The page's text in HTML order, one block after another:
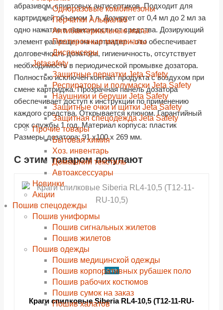
Одноразовые комбинезоны
Перчатки Альфалаб
Антибактериальные маты
Протирочные материалы
Диспенсеры
Jetasafety
Защитные перчатки Jeta Safety
Респираторы и полумаски Jeta Safety
Наушники и беруши Jeta Safety
Защитные очки и щитки Jeta Safety
Защитная спецодежда Jeta Safety
Прочие товары
Бытовая химия
Хоз. инвентарь
Домашний текстиль
Автоаксессуары
Новинки
Акции
Пошив спецодежды
Пошив униформы
Пошив сигнальных жилетов
Пошив жилетов
Пошив одежды
Пошив медицинской одежды
Пошив корпоративных рубашек поло
Пошив рабочих костюмов
Пошив сумок на заказ
Пошив халатов
абразивом, спиртовых антисептиков. Подходит для
картриджей объемом 1 л. Дозирует от 0,4 мл до 2 мл за
одно нажатие в зависимости от средства. Дозирующий
элемент размещен на картридже – это обеспечивает
долговечность дозатора, гигиеничность, отсутствует
необходимость в периодической промывке дозатора.
Полностью исключен контакт продукта с воздухом при
смене картриджа. Прозрачная панель дозатора
обеспечивает доступ к инструкции по применению
каждого средства. Открывается ключом. Гарантийный
срок службы 1 год. Материал корпуса: пластик
Размеры дозатора: 91 х100 х 269 мм.
С этим товаром покупают
shopping_cart В КОРЗИНУ
navigate_next
ПОДРОБНЕЕ
СИЗ
Краги спилковые Siberia RL4-10,5 (T12-11-RU-
shopping_cart В КОРЗИНУ
navigate_next
ПОДРОБНЕЕ
shopping_cart В КОРЗИНУ
navigate_next
ПОДРОБНЕЕ
shopping_cart В КОРЗИНУ
navigate_next
ПОДРОБНЕЕ
shopping_cart В КОРЗИНУ
navigate_next
ПОДРОБНЕЕ
shopping_cart В КОРЗИНУ
navigate_next
ПОДРОБНЕЕ
shopping_cart В КОРЗИНУ
navigate_next
ПОДРОБНЕЕ
shopping_cart В КОРЗИНУ
navigate_next
ПОДРОБНЕЕ